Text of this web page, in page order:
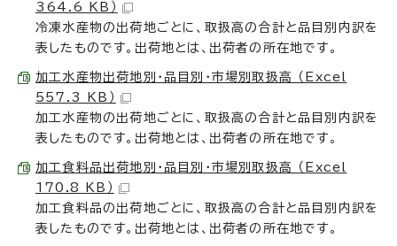
364.6 KB）
冷凍水産物の出荷地ごとに、取扱高の合計と品目別内訳を
表したものです。出荷地とは、出荷者の所在地です。
加工水産物出荷地別・品目別・市場別取扱高 （Excel
557.3 KB）
加工水産物の出荷地ごとに、取扱高の合計と品目別内訳を
表したものです。出荷地とは、出荷者の所在地です。
加工食料品出荷地別・品目別・市場別取扱高 （Excel
170.8 KB）
加工食料品の出荷地ごとに、取扱高の合計と品目別内訳を
表したものです。出荷地とは、出荷者の所在地です。